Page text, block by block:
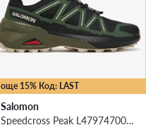
още 15% Код: LAST
Salomon
Speedcross Peak L47974700 · Маратонки за бягане